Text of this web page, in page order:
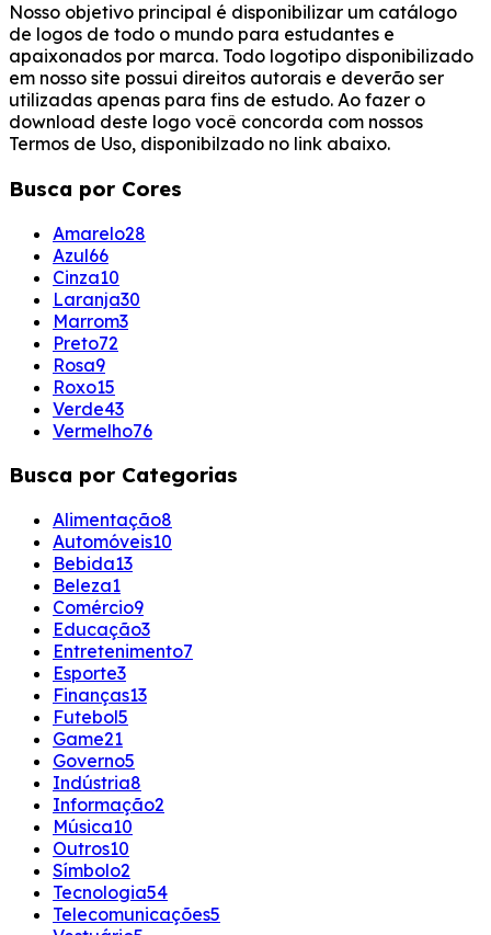
Nosso objetivo principal é disponibilizar um catálogo
de logos de todo o mundo para estudantes e
apaixonados por marca. Todo logotipo disponibilizado
em nosso site possui direitos autorais e deverão ser
utilizadas apenas para fins de estudo. Ao fazer o
download deste logo você concorda com nossos
Termos de Uso, disponibilzado no link abaixo.
Busca por Cores
Amarelo28
Azul66
Cinza10
Laranja30
Marrom3
Preto72
Rosa9
Roxo15
Verde43
Vermelho76
Busca por Categorias
Alimentação8
Automóveis10
Bebida13
Beleza1
Comércio9
Educação3
Entretenimento7
Esporte3
Finanças13
Futebol5
Game21
Governo5
Indústria8
Informação2
Música10
Outros10
Símbolo2
Tecnologia54
Telecomunicações5